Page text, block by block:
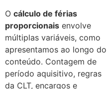
O cálculo de férias
proporcionais envolve
múltiplas variáveis, como
apresentamos ao longo do
conteúdo. Contagem de
período aquisitivo, regras
da CLT, encargos e